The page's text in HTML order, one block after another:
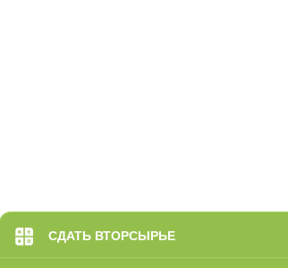
СДАТЬ ВТОРСЫРЬЕ